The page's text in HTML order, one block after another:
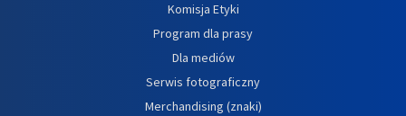
Komisja Etyki
Program dla prasy
Dla mediów
Serwis fotograficzny
Merchandising (znaki)